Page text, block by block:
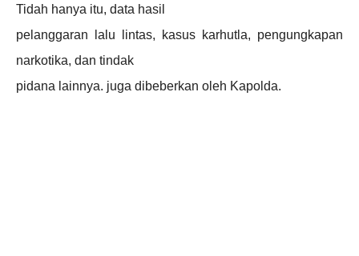
Tidah hanya itu, data hasil
pelanggaran lalu lintas, kasus karhutla, pengungkapan
narkotika, dan tindak
pidana lainnya. juga dibeberkan oleh Kapolda.